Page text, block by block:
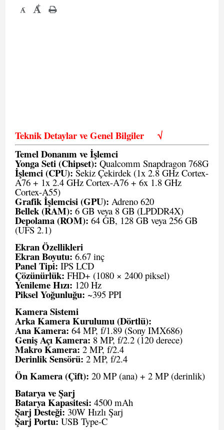
- +
Teknik Detaylar ve Genel Bilgiler√
Temel Donanım ve İşlemci
Yonga Seti (Chipset): Qualcomm Snapdragon 768G
İşlemci (CPU): Sekiz Çekirdek (1x 2.8 GHz Cortex-
A76 + 1x 2.4 GHz Cortex-A76 + 6x 1.8 GHz
Cortex-A55)
Grafik İşlemcisi (GPU): Adreno 620
Bellek (RAM): 6 GB veya 8 GB (LPDDR4X)
Depolama (ROM): 64 GB, 128 GB veya 256 GB
(UFS 2.1)
Ekran Özellikleri
Ekran Boyutu: 6.67 inç
Panel Tipi: IPS LCD
Çözünürlük: FHD+ (1080 × 2400 piksel)
Yenileme Hızı: 120 Hz
Piksel Yoğunluğu: ~395 PPI
Kamera Sistemi
Arka Kamera Kurulumu (Dörtlü):
Ana Kamera: 64 MP, f/1.89 (Sony IMX686)
Geniş Açı Kamera: 8 MP, f/2.2 (120 derece)
Makro Kamera: 2 MP, f/2.4
Derinlik Sensörü: 2 MP, f/2.4
Ön Kamera (Çift): 20 MP (ana) + 2 MP (derinlik)
Batarya ve Şarj
Batarya Kapasitesi: 4500 mAh
Şarj Desteği: 30W Hızlı Şarj
Şarj Portu:USB Type-C